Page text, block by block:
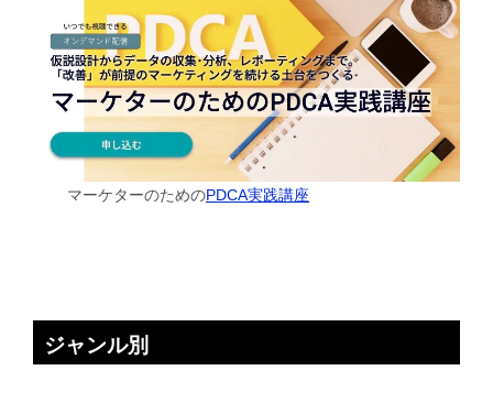
マーケターのためのPDCA実践講座
ジャンル別